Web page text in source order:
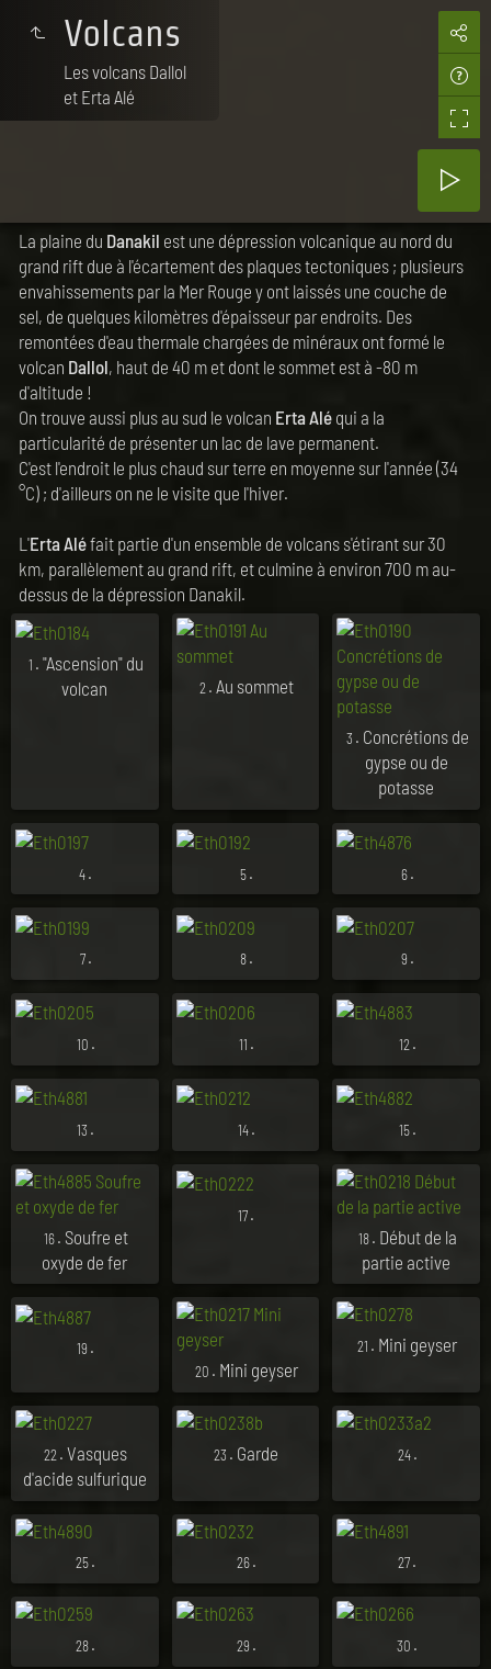
Volcans
Les volcans Dallol
et Erta Alé
La plaine du Danakil est une dépression volcanique au nord du
grand rift due à l'écartement des plaques tectoniques ; plusieurs
envahissements par la Mer Rouge y ont laissés une couche de
sel, de quelques kilomètres d'épaisseur par endroits. Des
remontées d'eau thermale chargées de minéraux ont formé le
volcan Dallol, haut de 40 m et dont le sommet est à -80 m
d'altitude !
On trouve aussi plus au sud le volcan Erta Aléqui a la
particularité de présenter un lac de lave permanent.
C'est l'endroit le plus chaud sur terre en moyenne sur l'année (34
°C) ; d'ailleurs on ne le visite que l'hiver.
L'Erta Aléfait partie d'un ensemble de volcans s'étirant sur 30
km, parallèlement au grand rift, et culmine à environ 700 m au-
dessus de la dépression Danakil.
1 . "Ascension" du
volcan
2 . Au sommet
3 . Concrétions de
gypse ou de
potasse
4. 5. 6 .
7 . 8. 9 .
10 . 11 . 12 .
13 . 14. 15 .
16 . Soufre et
oxyde de fer
17.
18 . Début de la
partie active
19 .
20 . Mini geyser
21 . Mini geyser
22 . Vasques
d'acide sulfurique
23 . Garde 24 .
25. 26. 27.
28. 29 . 30 .